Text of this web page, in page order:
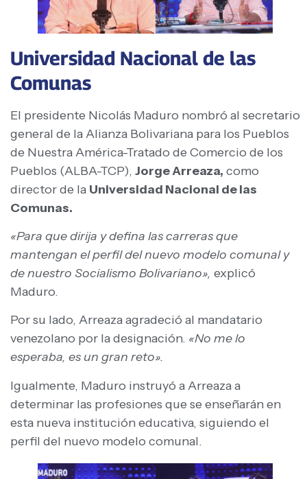
Universidad Nacional de las
Comunas
El presidente Nicolás Maduro nombró al secretario
general de la Alianza Bolivariana para los Pueblos
de Nuestra América-Tratado de Comercio de los
Pueblos (ALBA-TCP), Jorge Arreaza, como
director de la Universidad Nacional de las
Comunas.
«Para que dirija y defina las carreras que
mantengan el perfil del nuevo modelo comunal y
de nuestro Socialismo Bolivariano», explicó
Maduro.
Por su lado, Arreaza agradeció al mandatario
venezolano por la designación. «No me lo
esperaba, es un gran reto».
Igualmente, Maduro instruyó a Arreaza a
determinar las profesiones que se enseñarán en
esta nueva institución educativa, siguiendo el
perfil del nuevo modelo comunal.